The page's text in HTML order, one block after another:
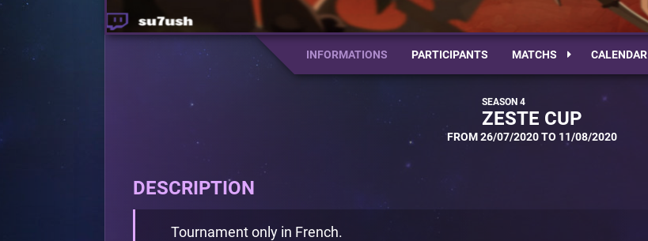
INFORMATIONS PARTICIPANTS MATCHS CALENDAR
ZESTE CUP
FROM 26/07/2020 TO 11/08/2020
DESCRIPTION
Tournament only in French.